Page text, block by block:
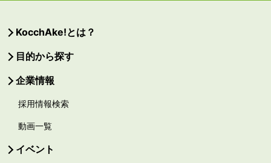
KocchAke!とは？
目的から探す
企業情報
採用情報検索
動画一覧
イベント